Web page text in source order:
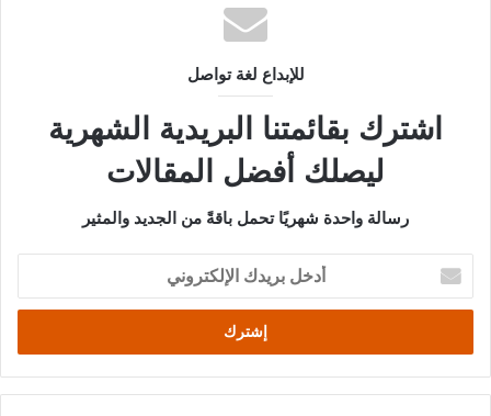
للإبداع لغة تواصل
اشترك بقائمتنا البريدية الشهرية
ليصلك أفضل المقالات
رسالة واحدة شهريًا تحمل باقةً من الجديد والمثير
أدخل
بريدك
الإلكتروني